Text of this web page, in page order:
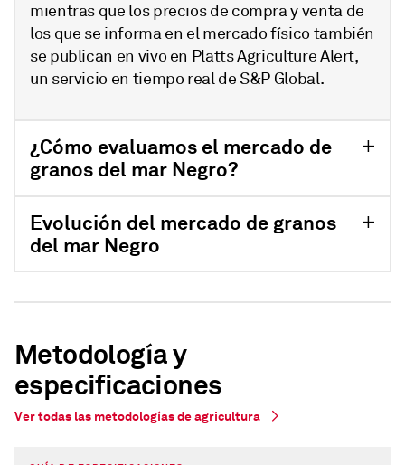
mientras que los precios de compra y venta de
los que se informa en el mercado físico también
se publican en vivo en Platts Agriculture Alert,
un servicio en tiempo real de S&P Global.
¿Cómo evaluamos el mercado de
granos del mar Negro?
Evolución del mercado de granos
del mar Negro
Metodología y
especificaciones
Ver todas las metodologías de agricultura